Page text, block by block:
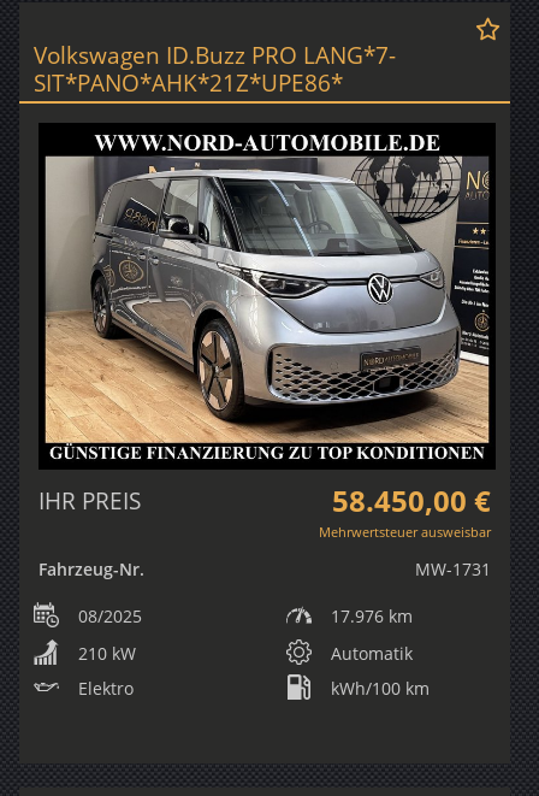
Volkswagen ID.Buzz PRO LANG*7-
SIT*PANO*AHK*21Z*UPE86*
IHR PREIS 58.450,00 €
Mehrwertsteuer ausweisbar
Fahrzeug-Nr. MW-1731
08/2025
17.976 km
210 kW
Automatik
Elektro
kWh/100 km